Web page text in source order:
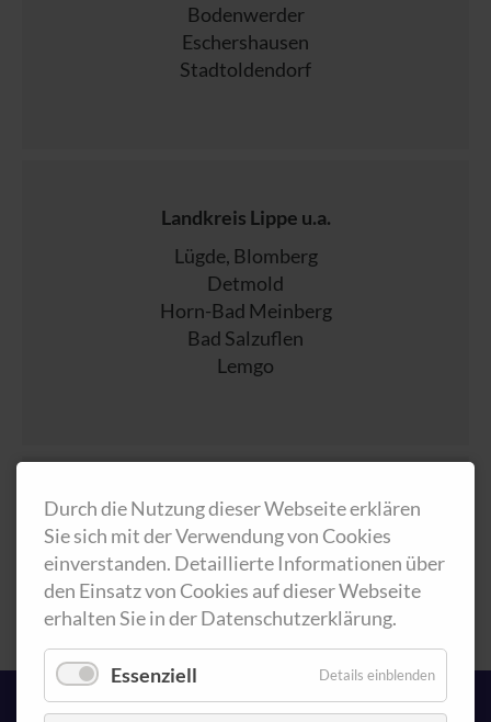
Bodenwerder
Eschershausen
Stadtoldendorf
Landkreis Lippe u.a.
Lügde, Blomberg
Detmold
Horn-Bad Meinberg
Bad Salzuflen
Lemgo
Landkreis Paderborn u.a.
Bad Lippspringe
Altenbeken
Durch die Nutzung dieser Webseite erklären
Sie sich mit der Verwendung von Cookies
einverstanden. Detaillierte Informationen über
den Einsatz von Cookies auf dieser Webseite
erhalten Sie in der Datenschutzerklärung.
Essenziell Details einblenden